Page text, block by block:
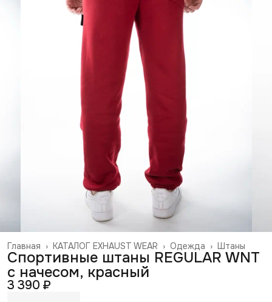
Штаны
Одежда ›
КАТАЛОГ EXHAUST WEAR ›
Главная ›
Спортивные штаны REGULAR WNT
с начесом, красный
3 390 ₽